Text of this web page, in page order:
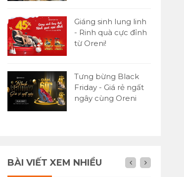
Giáng sinh lung linh
- Rinh quà cực đỉnh
từ Oreni!
Tưng bừng Black
Friday - Giá rẻ ngất
ngây cùng Oreni
BÀI VIẾT XEM NHIỀU